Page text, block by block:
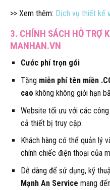
>> Xem thêm: Dịch vụ thiết kế
3. CHÍNH SÁCH HỖ TRỢ
MANHAN.VN
Cước phí trọn gói
Tặng miễn phí tên miền
cao không không giới hạn
Website tối ưu với các
cả thiết bị truy cập.
Khách hàng có thể quản lý
chính chiếc điện thoại của
Dễ dàng để sử dụng, kỹ
Mạnh An Service mang